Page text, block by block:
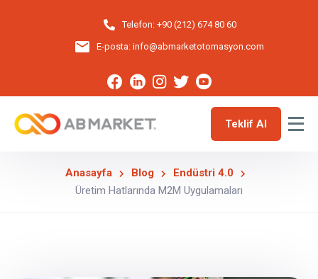
Telefon: +90 (212) 674 80 60
E-posta: info@abmarketotomasyon.com
Teklif Al
Anasayfa Blog
Endüstri 4.0
Üretim Hatlarında M2M Uygulamaları